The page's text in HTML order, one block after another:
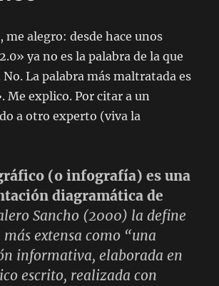
me alegro: desde hace unos
ya no es la palabra de la que
No. La palabra más maltratada es
Me explico. Por citar a un
a otro experto (viva la
(o infografía) es una
diagramática de
Sancho (2000) la define
extensa como “una
informativa, elaborada en
escrito, realizada con